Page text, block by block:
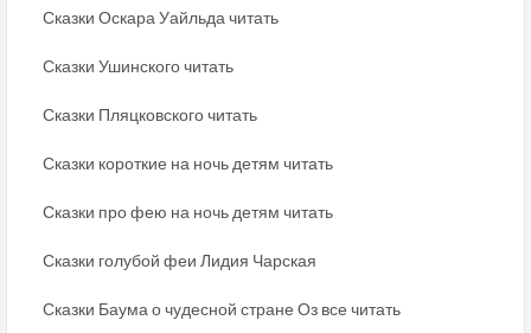
Сказки Оскара Уайльда читать
Сказки Ушинского читать
Сказки Пляцковского читать
Сказки короткие на ночь детям читать
Сказки про фею на ночь детям читать
Сказки голубой феи Лидия Чарская
Сказки Баума о чудесной стране Оз все читать